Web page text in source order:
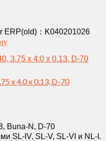
ERP(old)：K040201026
x 4.0 x 0.13, D-70
Buna-N, D-70
SL-IV, SL-V, SL-VI и NL-I.